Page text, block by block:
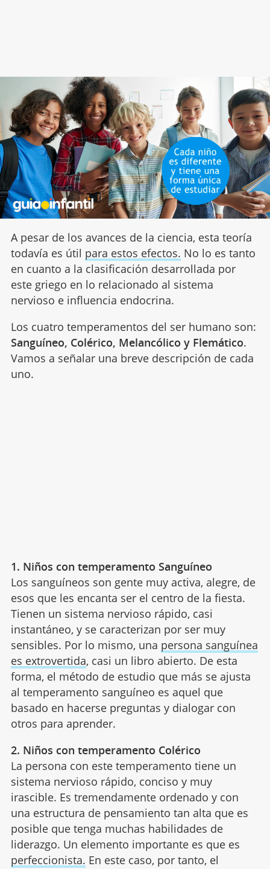
A pesar de los avances de la ciencia, esta teoría
todavía es útil para estos efectos. No lo es tanto
en cuanto a la clasificación desarrollada por
este griego en lo relacionado al sistema
nervioso e influencia endocrina.
Los cuatro temperamentos del ser humano son:
Sanguíneo, Colérico, Melancólico y Flemático.
Vamos a señalar una breve descripción de cada
uno.
1. Niños con temperamento Sanguíneo
Los sanguíneos son gente muy activa, alegre, de
esos que les encanta ser el centro de la fiesta.
Tienen un sistema nervioso rápido, casi
instantáneo, y se caracterizan por ser muy
sensibles. Por lo mismo, una persona sanguínea
es extrovertida, casi un libro abierto. De esta
forma, el método de estudio que más se ajusta
al temperamento sanguíneo es aquel que
basado en hacerse preguntas y dialogar con
otros para aprender.
2. Niños con temperamento Colérico
La persona con este temperamento tiene un
sistema nervioso rápido, conciso y muy
irascible. Es tremendamente ordenado y con
una estructura de pensamiento tan alta que es
posible que tenga muchas habilidades de
liderazgo. Un elemento importante es que es
perfeccionista. En este caso, por tanto, el